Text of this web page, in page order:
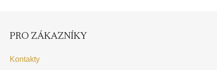
PRO ZÁKAZNÍKY
Kontakty